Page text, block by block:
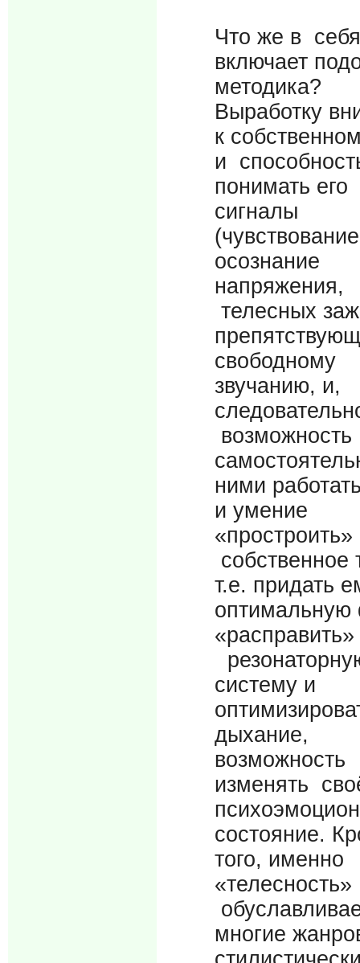
Что же в
включает
методика?
Выработку
к
и
понимать его
сигналы
осознание
напряжения,
телесных
свободному
звучанию, и,
возможность
ними
и умение
«простроить»
собственное
т.е. придать
«расправить»
систему и
дыхание,
возможность
изменять
состояние.
того, именно
«телесность»
многие